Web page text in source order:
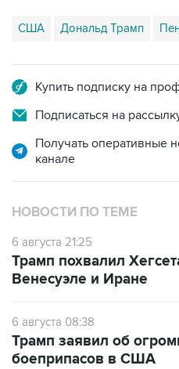
США Дональд Трамп
Купить подписку на
Подписаться на
Получать оперативные
канале
НОВОСТИ ПО ТЕМЕ
6 августа 21:25
Трамп похвалил
Венесуэле и Иране
6 августа 08:38
Трамп заявил об
боеприпасов в США